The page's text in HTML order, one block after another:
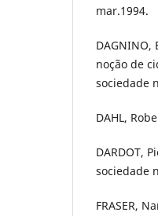
mar.1994.
DAGNINO,
noção de
sociedade
DAHL,
DARDOT,
sociedade
FRASER,